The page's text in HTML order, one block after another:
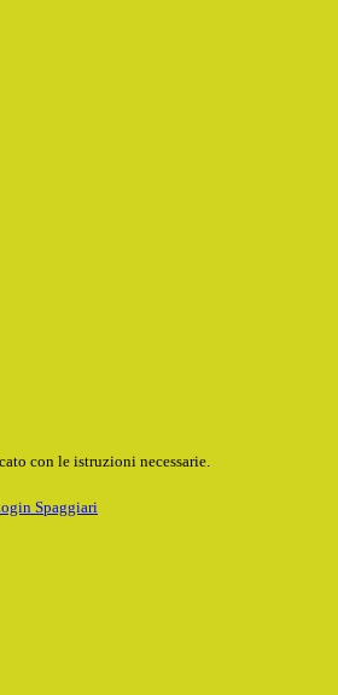
con le istruzioni necessarie.
Spaggiari